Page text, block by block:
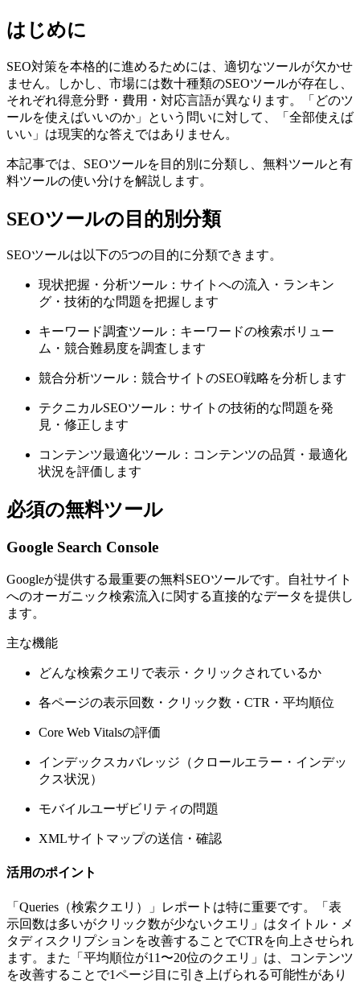
はじめに
SEO対策を本格的に進めるためには、適切なツールが欠かせ
ません。しかし、市場には数十種類のSEOツールが存在し、
それぞれ得意分野・費用・対応言語が異なります。「どのツ
ールを使えばいいのか」という問いに対して、「全部使えば
いい」は現実的な答えではありません。
本記事では、SEOツールを目的別に分類し、無料ツールと有
料ツールの使い分けを解説します。
SEOツールの目的別分類
SEOツールは以下の5つの目的に分類できます。
現状把握・分析ツール：サイトへの流入・ランキン
グ・技術的な問題を把握します
キーワード調査ツール：キーワードの検索ボリュー
ム・競合難易度を調査します
競合分析ツール：競合サイトのSEO戦略を分析します
テクニカルSEOツール：サイトの技術的な問題を発
見・修正します
コンテンツ最適化ツール：コンテンツの品質・最適化
状況を評価します
必須の無料ツール
Google Search Console
Googleが提供する最重要の無料SEOツールです。自社サイト
へのオーガニック検索流入に関する直接的なデータを提供し
ます。
主な機能
どんな検索クエリで表示・クリックされているか
各ページの表示回数・クリック数・CTR・平均順位
Core Web Vitalsの評価
インデックスカバレッジ（クロールエラー・インデッ
クス状況）
モバイルユーザビリティの問題
XMLサイトマップの送信・確認
活用のポイント
「Queries（検索クエリ）」レポートは特に重要です。「表
示回数は多いがクリック数が少ないクエリ」はタイトル・メ
タディスクリプションを改善することでCTRを向上させられ
ます。また「平均順位が11〜20位のクエリ」は、コンテンツ
を改善することで1ページ目に引き上げられる可能性があり